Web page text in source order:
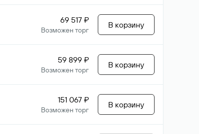
69 517 ₽
Возможен торг
В корзину
59 899 ₽
Возможен торг
В корзину
151 067 ₽
Возможен торг
В корзину